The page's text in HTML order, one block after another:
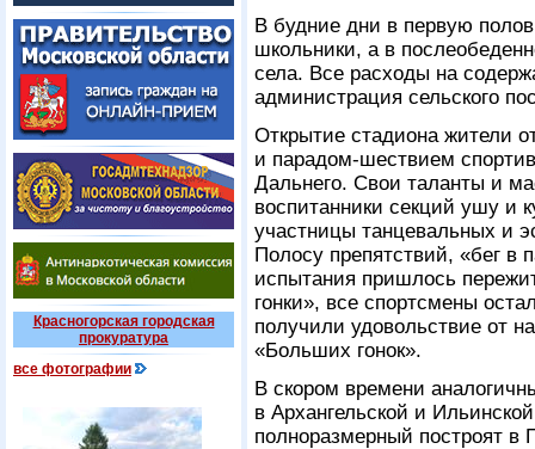
Красногорская городская
прокуратура
все фотографии
В будние дни в первую
школьники, а в
села. Все расходы на
администрация сельского
Открытие стадиона жители
и парадом-шествием
Дальнего. Свои таланты и
воспитанники секций ушу и
участницы танцевальных и
Полосу препятствий, «бег в
испытания пришлось
гонки», все спортсмены
получили удовольствие от
«Больших гонок».
В скором времени
в Архангельской и
полноразмерный построят